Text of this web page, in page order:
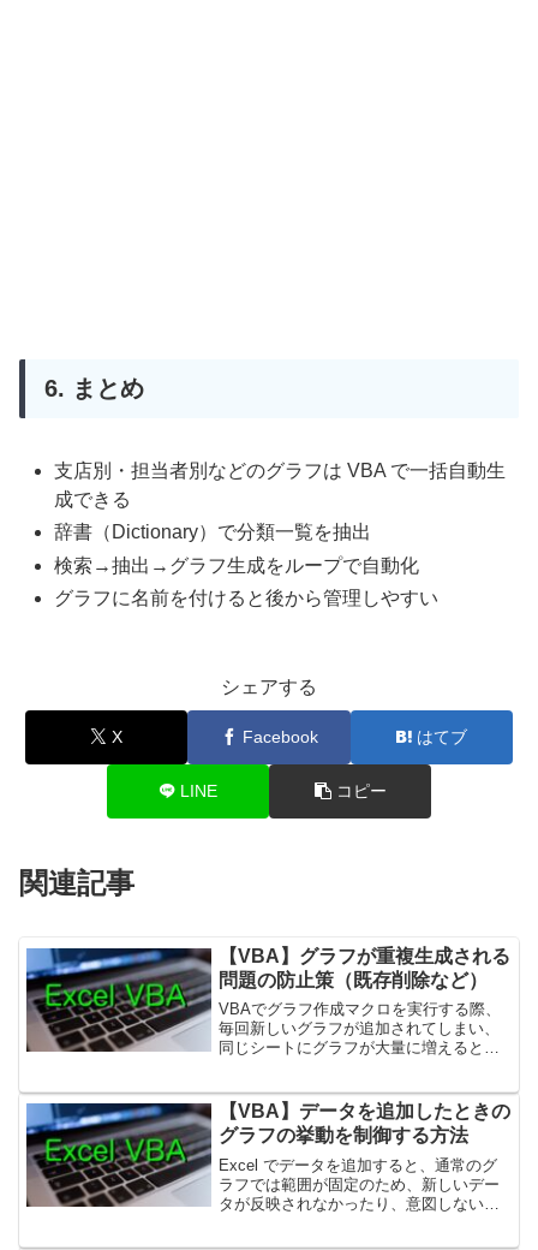
6. まとめ
支店別・担当者別などのグラフは VBA で一括自動生
成できる
辞書（Dictionary）で分類一覧を抽出
検索→抽出→グラフ生成をループで自動化
グラフに名前を付けると後から管理しやすい
シェアする
X Facebook はてブ
LINE コピー
関連記事
【VBA】グラフが重複生成される
問題の防止策（既存削除など）
VBAでグラフ作成マクロを実行する際、
毎回新しいグラフが追加されてしまい、
同じシートにグラフが大量に増えるとい
前のグラフが複数作られる」「位置や条
件で既存グラフを判別し...
【VBA】データを追加したときの
グラフの挙動を制御する方法
Excel でデータを追加すると、通常のグ
ラフでは範囲が固定のため、新しいデー
タが反映されなかったり、意図しない動